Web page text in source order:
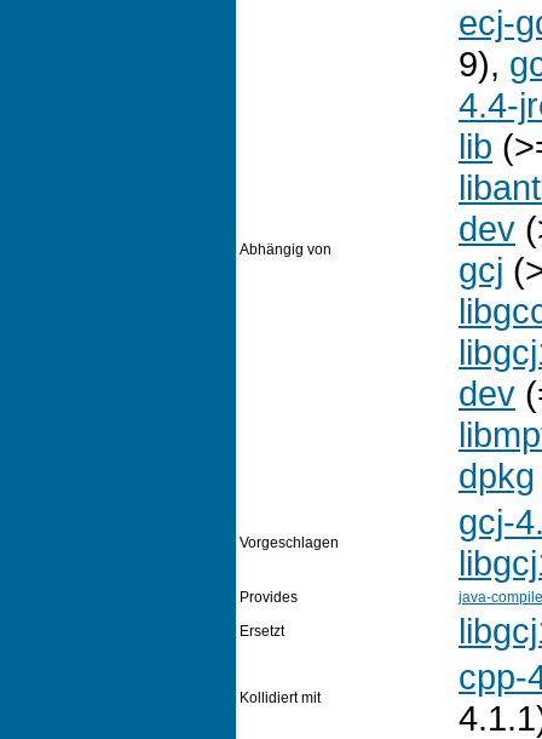
Abhängig von
ecj-
9),
4.4-
lib
dev
gcj
dev
dpkg
Vorgeschlagen
gcj-
Provides
java-
Ersetzt
Kollidiert mit
cpp-